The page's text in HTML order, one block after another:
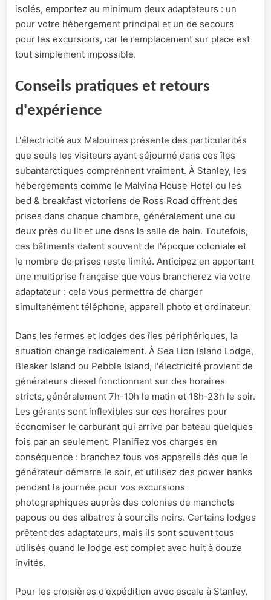
isolés, emportez au minimum deux adaptateurs : un
pour votre hébergement principal et un de secours
pour les excursions, car le remplacement sur place est
tout simplement impossible.
Conseils pratiques et retours
d'expérience
L'électricité aux Malouines présente des particularités
que seuls les visiteurs ayant séjourné dans ces îles
subantarctiques comprennent vraiment. À Stanley, les
hébergements comme le Malvina House Hotel ou les
bed & breakfast victoriens de Ross Road offrent des
prises dans chaque chambre, généralement une ou
deux près du lit et une dans la salle de bain. Toutefois,
ces bâtiments datent souvent de l'époque coloniale et
le nombre de prises reste limité. Anticipez en apportant
une multiprise française que vous brancherez via votre
adaptateur : cela vous permettra de charger
simultanément téléphone, appareil photo et ordinateur.
Dans les fermes et lodges des îles périphériques, la
situation change radicalement. À Sea Lion Island Lodge,
Bleaker Island ou Pebble Island, l'électricité provient de
générateurs diesel fonctionnant sur des horaires
stricts, généralement 7h-10h le matin et 18h-23h le soir.
Les gérants sont inflexibles sur ces horaires pour
économiser le carburant qui arrive par bateau quelques
fois par an seulement. Planifiez vos charges en
conséquence : branchez tous vos appareils dès que le
générateur démarre le soir, et utilisez des power banks
pendant la journée pour vos excursions
photographiques auprès des colonies de manchots
papous ou des albatros à sourcils noirs. Certains lodges
prêtent des adaptateurs, mais ils sont souvent tous
utilisés quand le lodge est complet avec huit à douze
invités.
Pour les croisières d'expédition avec escale à Stanley,